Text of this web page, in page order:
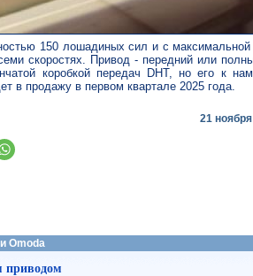
150 лошадиных сил и с максимальной
скоростях. Привод - передний или
коробкой передач DHT, но его к
в продажу в первом квартале 2025 года.
21
Omoda
приводом